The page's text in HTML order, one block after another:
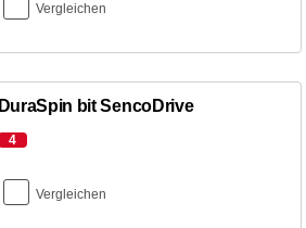
Vergleichen
DuraSpin bit SencoDrive
4
Vergleichen